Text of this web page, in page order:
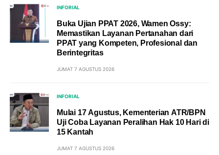
INFORIAL
Buka Ujian PPAT 2026, Wamen Ossy:
Memastikan Layanan Pertanahan dari
PPAT yang Kompeten, Profesional dan
Berintegritas
JUMAT 7 AGUSTUS 2026
INFORIAL
Mulai 17 Agustus, Kementerian ATR/BPN
Uji Coba Layanan Peralihan Hak 10 Hari di
15 Kantah
JUMAT 7 AGUSTUS 2026